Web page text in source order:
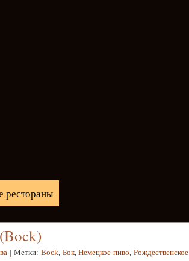
рестораны
| Метки: Bock, Бок,Немецкое пиво,Рождественское